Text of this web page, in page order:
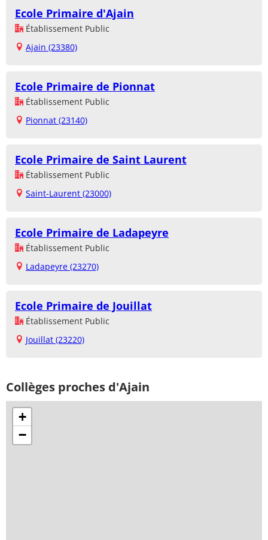
Ecole Primaire d'Ajain
Établissement Public
Ajain (23380)
Ecole Primaire de Pionnat
Établissement Public
Pionnat (23140)
Ecole Primaire de Saint Laurent
Établissement Public
Saint-Laurent (23000)
Ecole Primaire de Ladapeyre
Établissement Public
Ladapeyre (23270)
Ecole Primaire de Jouillat
Établissement Public
Jouillat (23220)
Collèges proches d'Ajain
+
−